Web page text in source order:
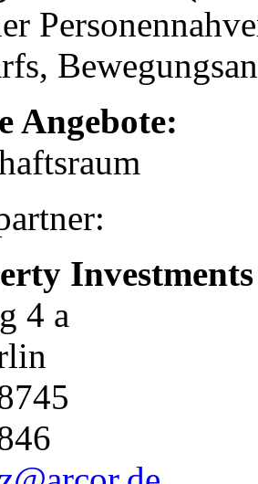
Angebote:
Investments
4 a